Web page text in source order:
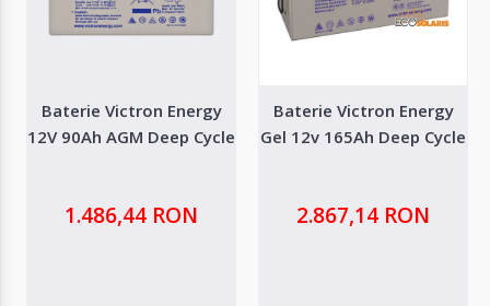
Baterie Victron Energy
12V 90Ah AGM Deep Cycle
1.486,44 RON
Baterie Victron Energy
Gel 12v 165Ah Deep Cycle
2.867,14 RON